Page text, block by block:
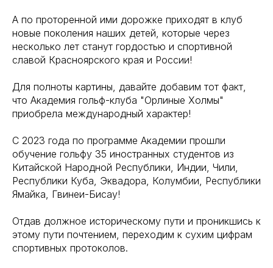
А по проторенной ими дорожке приходят в клуб
новые поколения наших детей, которые через
несколько лет станут гордостью и спортивной
славой Красноярского края и России!
Для полноты картины, давайте добавим тот факт,
что Академия гольф-клуба "Орлиные Холмы"
приобрела международный характер!
С 2023 года по программе Академии прошли
обучение гольфу 35 иностранных студентов из
Китайской Народной Республики, Индии, Чили,
Республики Куба, Эквадора, Колумбии, Республики
Ямайка, Гвинеи-Бисау!
Отдав должное историческому пути и проникшись к
этому пути почтением, переходим к сухим цифрам
спортивных протоколов.